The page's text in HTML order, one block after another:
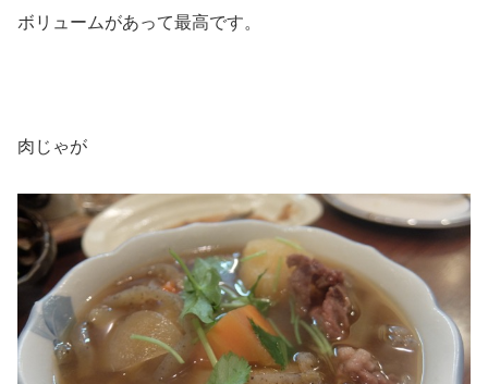
ボリュームがあって最高です。
肉じゃが